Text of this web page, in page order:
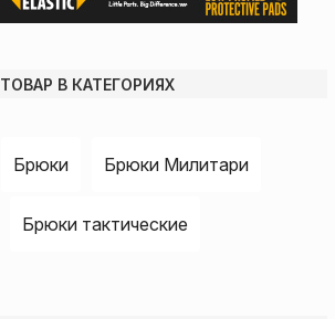
ТОВАР В КАТЕГОРИЯХ
Брюки Брюки Милитари
Брюки тактические